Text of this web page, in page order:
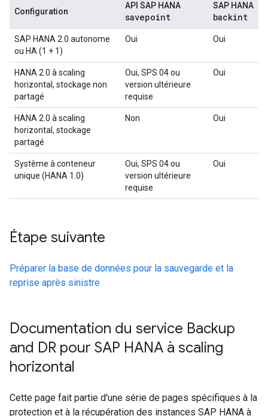
Configuration
API SAP HANA
savepoint
SAP HANA
backint
SAP HANA 2.0 autonome
ou HA (1 + 1)
Oui Oui
HANA 2.0 à scaling
horizontal, stockage non
partagé
Oui, SPS 04 ou
version ultérieure
requise
Oui
HANA 2.0 à scaling
horizontal, stockage
partagé
Non Oui
Système à conteneur
unique (HANA 1.0)
Oui, SPS 04 ou
version ultérieure
requise
Oui
Étape suivante
Préparer la base de données pour la sauvegarde et la
reprise après sinistre
Documentation du service Backup
and DR pour SAP HANA à scaling
horizontal
Cette page fait partie d'une série de pages spécifiques à la
protection et à la récupération des instances SAP HANA à